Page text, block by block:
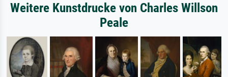
Weitere Kunstdrucke von Charles Willson
Peale